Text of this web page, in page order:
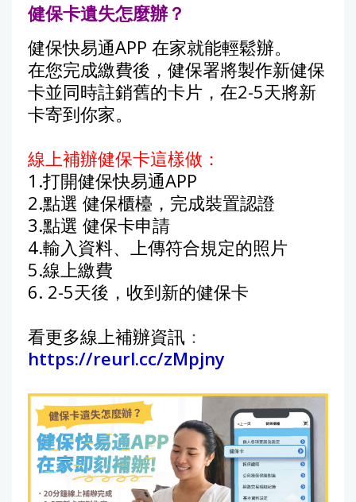
健保卡遺失怎麼辦？
健保快易通APP 在家就能輕鬆辦。
在您完成繳費後，健保署將製作新健保
卡並同時註銷舊的卡片，在2-5天將新
卡寄到你家。
線上補辦健保卡這樣做：
1.打開健保快易通APP
2.點選 健保櫃檯，完成裝置認證
3.點選 健保卡申請
4.輸入資料、上傳符合規定的照片
5.線上繳費
6. 2-5天後，收到新的健保卡
看更多線上補辦資訊 ：
https://reurl.cc/zMpjny